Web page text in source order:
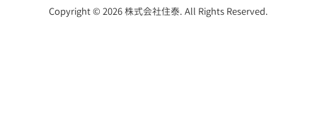
Copyright © 2026 株式会社住泰. All Rights Reserved.